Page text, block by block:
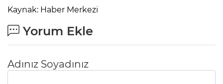
Kaynak: Haber Merkezi
Yorum Ekle
Adınız Soyadınız